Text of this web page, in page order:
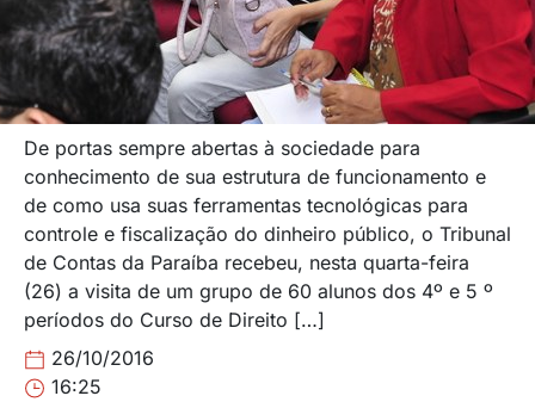
De portas sempre abertas à sociedade para
conhecimento de sua estrutura de funcionamento e
de como usa suas ferramentas tecnológicas para
controle e fiscalização do dinheiro público, o Tribunal
de Contas da Paraíba recebeu, nesta quarta-feira
(26) a visita de um grupo de 60 alunos dos 4º e 5 º
períodos do Curso de Direito […]
26/10/2016
16:25